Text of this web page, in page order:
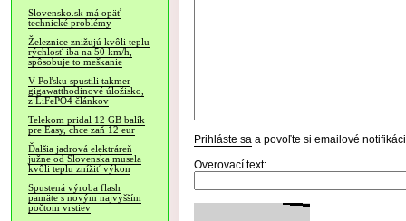
Slovensko.sk má opäť
technické problémy
Železnice znižujú kvôli teplu
rýchlosť iba na 50 km/h,
spôsobuje to meškanie
V Poľsku spustili takmer
gigawatthodinové úložisko,
z LiFePO4 článkov
Telekom pridal 12 GB balík
pre Easy, chce zaň 12 eur
Ďalšia jadrová elektráreň
južne od Slovenska musela
kvôli teplu znížiť výkon
Spustená výroba flash
pamäte s novým najvyšším
počtom vrstiev
Prihláste sa a povoľte si emailové
Overovací text: